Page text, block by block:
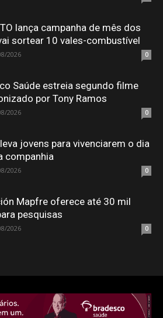
lança campanha de mês dos
sortear 10 vales-combustível
2026 0
Saúde estreia segundo filme
por Tony Ramos
2026 0
jovens para vivenciarem o dia
companhia
2026 0
Mapfre oferece até 30 mil
pesquisas
2026 0